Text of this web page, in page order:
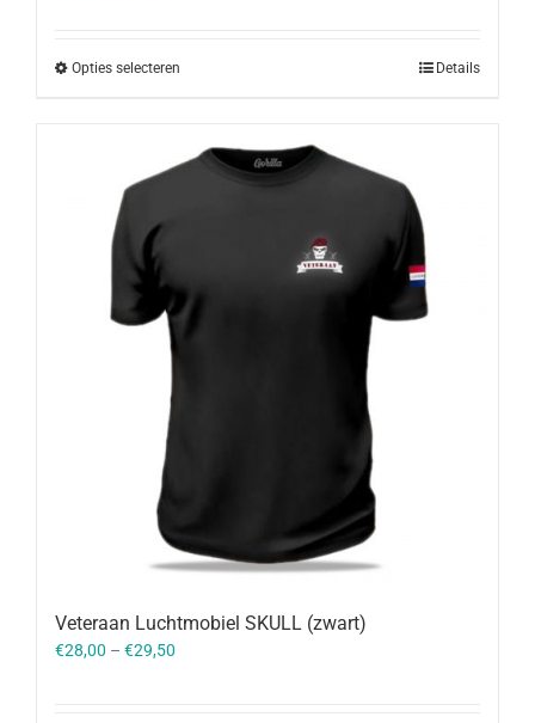
Opties selecteren Details
Veteraan Luchtmobiel SKULL (zwart)
€28,00 – €29,50